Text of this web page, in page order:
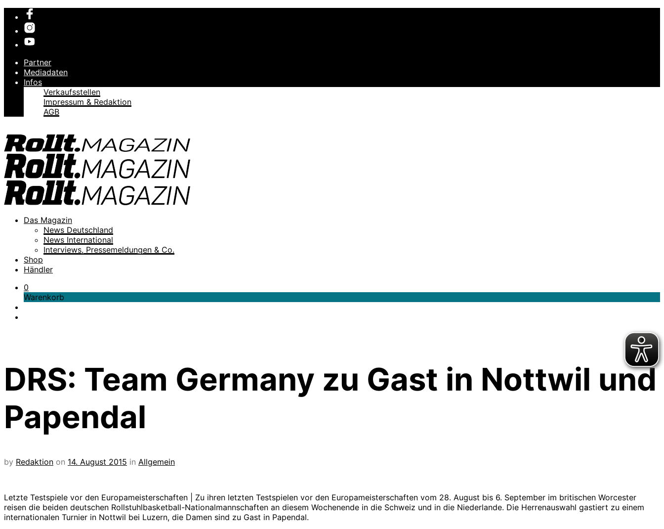
Partner
Mediadaten
Infos
Verkaufsstellen
Impressum & Redaktion
AGB
Das Magazin
News Deutschland
News International
Interviews, Pressemeldungen & Co.
Shop
Händler
0
Warenkorb
DRS: Team Germany zu Gast in Nottwil und
Papendal
by Redaktion on 14. August 2015 in Allgemein
Letzte Testspiele vor den Europameisterschaften | Zu ihren letzten Testspielen vor den Europameisterschaften vom 28. August bis 6. September im britischen Worcester
reisen die beiden deutschen Rollstuhlbasketball-Nationalmannschaften an diesem Wochenende in die Schweiz und in die Niederlande. Die Herrenauswahl gastiert zu einem
internationalen Turnier in Nottwil bei Luzern, die Damen sind zu Gast in Papendal.